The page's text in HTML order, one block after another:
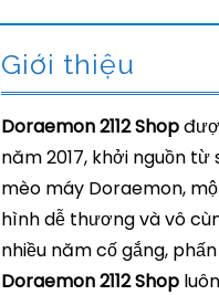
Giới thiệu
Doraemon 2112 Shop
năm 2017, khởi nguồn
mèo máy Doraemon,
hình dễ thương và vô
nhiều năm cố gắng,
Doraemon 2112 Shop